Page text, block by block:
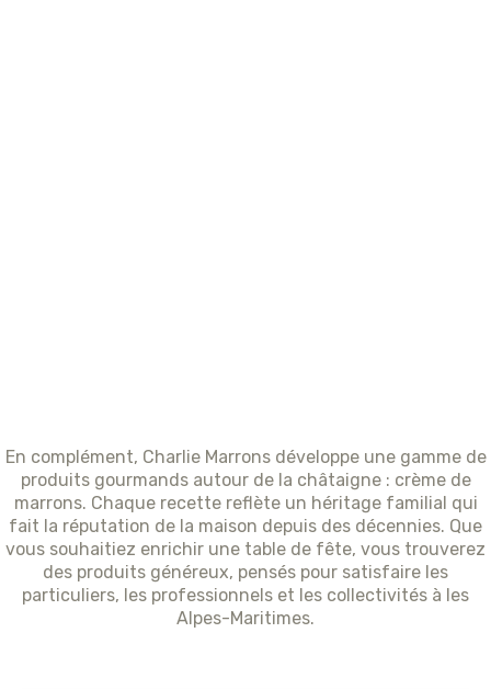
En complément, Charlie Marrons développe une gamme de
produits gourmands autour de la châtaigne : crème de
marrons. Chaque recette reflète un héritage familial qui
fait la réputation de la maison depuis des décennies. Que
vous souhaitiez enrichir une table de fête, vous trouverez
des produits généreux, pensés pour satisfaire les
particuliers, les professionnels et les collectivités à les
Alpes-Maritimes.